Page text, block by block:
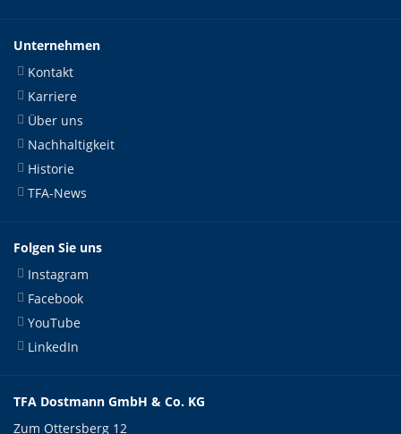
Unternehmen
Kontakt
Karriere
Über uns
Nachhaltigkeit
Historie
TFA-News
Folgen Sie uns
Instagram
Facebook
YouTube
LinkedIn
TFA Dostmann GmbH & Co. KG
Zum Ottersberg 12